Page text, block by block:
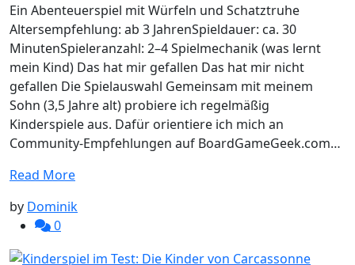
Ein Abenteuerspiel mit Würfeln und Schatztruhe
Altersempfehlung: ab 3 JahrenSpieldauer: ca. 30
MinutenSpieleranzahl: 2–4 Spielmechanik (was lernt
mein Kind) Das hat mir gefallen Das hat mir nicht
gefallen Die Spielauswahl Gemeinsam mit meinem
Sohn (3,5 Jahre alt) probiere ich regelmäßig
Kinderspiele aus. Dafür orientiere ich mich an
Community-Empfehlungen auf BoardGameGeek.com…
Read More
by Dominik
0